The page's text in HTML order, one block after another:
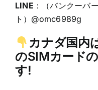
LINE ：（バンクー
ト）@omc6989g
カナダ国内
のSIMカード
す!